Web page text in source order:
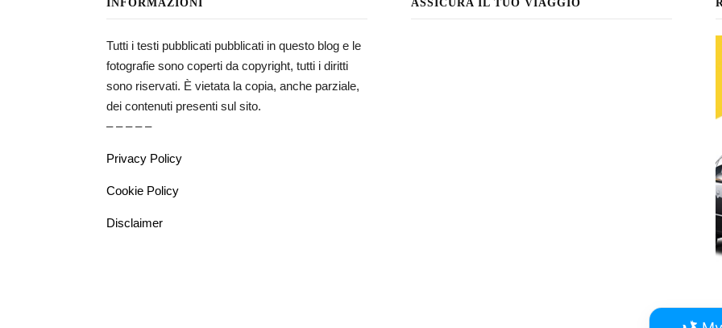
INFORMAZIONI
Tutti i testi pubblicati pubblicati in questo blog e le
fotografie sono coperti da copyright, tutti i diritti
sono riservati. È vietata la copia, anche parziale,
dei contenuti presenti sul sito.
– – – – –
Privacy Policy
Cookie Policy
Disclaimer
ASSICURA IL TUO VIAGGIO